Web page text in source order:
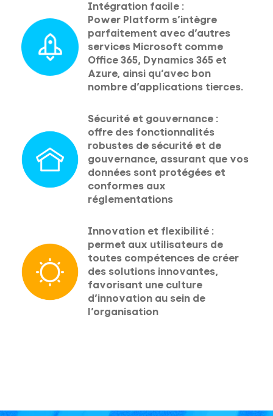
Intégration facile :
Power Platform s’intègre
parfaitement avec d’autres
services Microsoft comme
Office 365, Dynamics 365 et
Azure, ainsi qu’avec bon
nombre d’applications tierces.
Sécurité et gouvernance :
offre des fonctionnalités
robustes de sécurité et de
gouvernance, assurant que vos
données sont protégées et
conformes aux
réglementations
Innovation et flexibilité :
permet aux utilisateurs de
toutes compétences de créer
des solutions innovantes,
favorisant une culture
d’innovation au sein de
l’organisation